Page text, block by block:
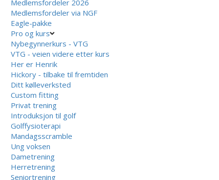
Medlemsfordeler 2026
Medlemsfordeler via NGF
Eagle-pakke
Pro og kurs
Nybegynnerkurs - VTG
VTG - veien videre etter kurs
Her er Henrik
Hickory - tilbake til fremtiden
Ditt kølleverksted
Custom fitting
Privat trening
Introduksjon til golf
Golffysioterapi
Mandagsscramble
Ung voksen
Dametrening
Herretrening
Seniortrening